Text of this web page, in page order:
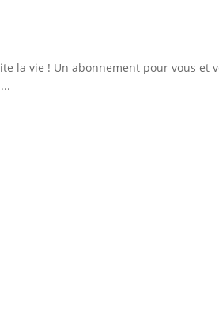
la vie ! Un abonnement pour vous et